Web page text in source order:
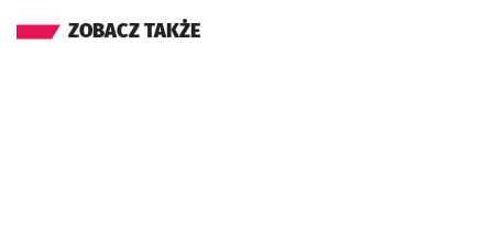
ZOBACZ TAKŻE